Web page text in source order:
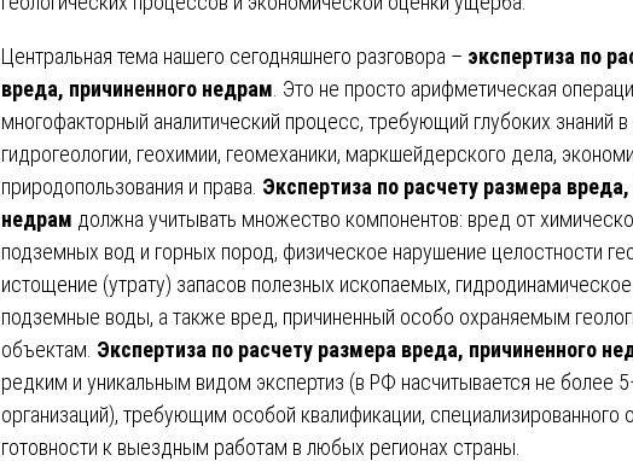
Центральная тема нашего сегодняшнего разговора – экспертиза по
вреда, причиненного недрам . Это не просто арифметическая
многофакторный аналитический процесс, требующий глубоких знаний в
гидрогеологии, геохимии, геомеханики, маркшейдерского дела,
природопользования и права. Экспертиза по расчету размера
недрам должна учитывать множество компонентов: вред от
подземных вод и горных пород, физическое нарушение целостности
истощение (утрату) запасов полезных ископаемых,
подземные воды, а также вред, причиненный особо охраняемым
объектам. Экспертиза по расчету размера вреда, причиненного
редким и уникальным видом экспертиз (в РФ насчитывается не более
организаций), требующим особой квалификации, специализированного
готовности к выездным работам в любых регионах страны.